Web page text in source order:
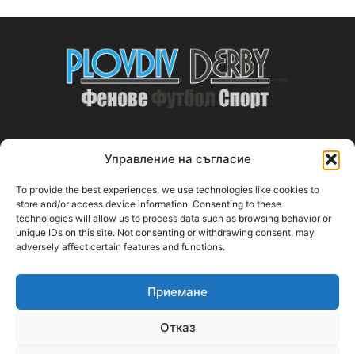
Управление на съгласие
To provide the best experiences, we use technologies like cookies to
store and/or access device information. Consenting to these
technologies will allow us to process data such as browsing behavior or
unique IDs on this site. Not consenting or withdrawing consent, may
adversely affect certain features and functions.
Приемане
Отказ
ABOUT US
PlovdivDerby.com е първата пловдивска изцяло футболна
медия!
Свържи се с нас:plovdivderby.com@gmail.com
FOLLOW US